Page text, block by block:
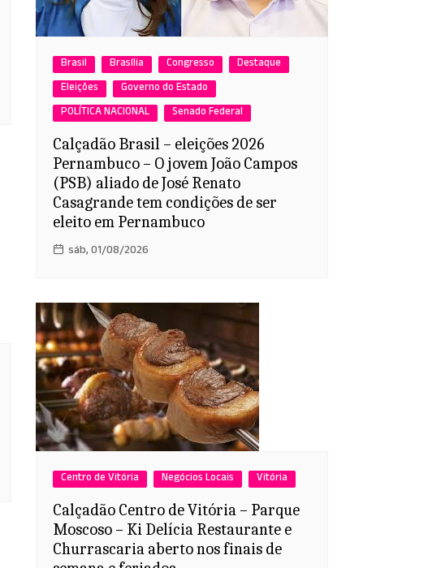
Brasil Brasília Congresso
Destaque
Eleições
Governo do Estado
POLÍTICA NACIONAL
Senado Federal
Calçadão Brasil – eleições 2026
Pernambuco – O jovem João Campos
(PSB) aliado de José Renato
Casagrande tem condições de ser
eleito em Pernambuco
sáb, 01/08/2026
Centro de Vitória Negócios Locais Vitória
Calçadão Centro de Vitória – Parque
Moscoso – Ki Delícia Restaurante e
Churrascaria aberto nos finais de